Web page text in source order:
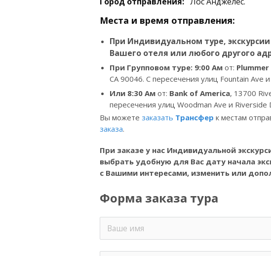
Места и время отправления:
При Индивидуальном туре,
Вашего отеля или любого другого
При Групповом туре: 9:00 Ам от: Plummer
CA 90046. С пересечения улиц Fountain Ave
Или 8:30 Ам от: Bank of America, 13700
пересечения улиц Woodman Ave и Riverside
Вы можете заказать Трансфер к местам
заказа.
При заказе у нас Индивидуальной
выбрать удобную для Вас дату начала
с Вашими интересами, изменить или
Форма заказа тура